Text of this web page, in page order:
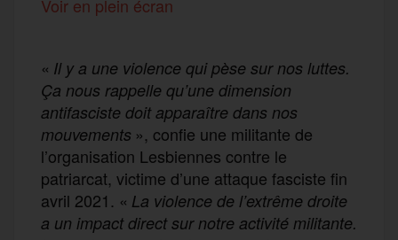
Voir en plein écran
« Il y a une violence qui pèse sur nos luttes.
Ça nous rappelle qu’une dimension
antifasciste doit apparaître dans nos
mouvements », confie une militante de
l’organisation Lesbiennes contre le
patriarcat, victime d’une attaque fasciste fin
avril 2021. « La violence de l’extrême droite
a un impact direct sur notre activité militante.